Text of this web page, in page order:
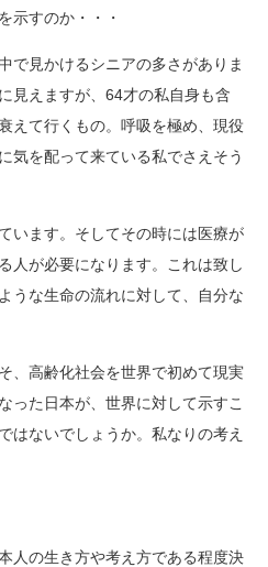
示すのか・・・
で見かけるシニアの多さがありま
見えますが、64才の私自身も含
えて行くもの。呼吸を極め、現役
気を配って来ている私でさえそう
います。そしてその時には医療が
人が必要になります。これは致し
うな生命の流れに対して、自分な
、高齢化社会を世界で初めて現実
った日本が、世界に対して示すこ
はないでしょうか。私なりの考え
人の生き方や考え方である程度決